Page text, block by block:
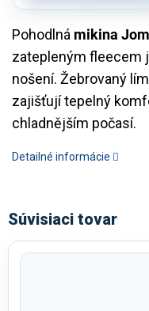
Pohodlná mikina
zatepleným fleecem
nošení. Žebrovaný
zajišťují tepelný
chladnějším počasí.
Detailné informácie
Súvisiaci tovar